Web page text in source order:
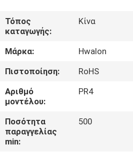
ΕΠΙΣΚΈΨΕΙΣ
ΣΤΟ
ΕΡΓΟΣΤΆΣΙΟ
ΈΛΕΓΧΟΣ
ΠΟΙΌΤΗΤΑΣ
ΕΠΙΚΟΙΝΩΝΉΣΤΕ
Τόπος
καταγωγής:
Κίνα
Μάρκα:
Hwalon
Πιστοποίηση:
RoHS
Αριθμό
μοντέλου:
PR4
Ποσότητα
παραγγελίας
min:
500